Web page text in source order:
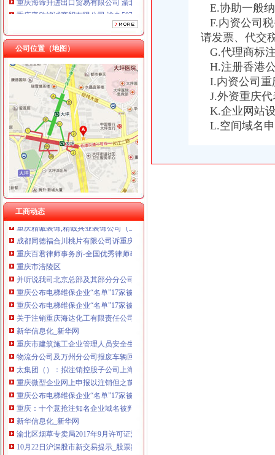
重庆奕欣锦诚商贸有限公司 渝九50万 （工商注册）
重庆三虹房地产营销策划有限公司
重庆宝鹰汽车销售有限公司
公司位置（地图）
工商动态
重庆分公司注销
易基平稳：更新招募说明书（2017年9月）
渝北区烟草专卖局2017年9月许可证注销况-重庆市烟草专卖局（公
[公告]涪陵榨菜：关于注销下属子公司贵州省山盐酸菜有限公司的公
同一家公司下的两个分公司资产进行置换,房屋在过户中要交税吗--
2016年】中国石化工程建设有限公司重庆石油分公司分析化验室家具及
公司注销后原股东的律责任-律快车公司
重庆市国有资产监督管理委员会
重庆精诚装饰,精诚兴业装饰公司（工商已经注销）欢迎你
成都同德福合川桃片有限公司诉重庆市合川区同德福桃片有限公司、
重庆百君律师事务所-全国优秀律师事务所
重庆市涪陵区
并听说我司北京总部及其部分分公司仍然保留的况下,有可能重庆
重庆公布电梯维保企业“名单”17家被注销资质-广西新闻网
重庆公布电梯维保企业“名单”17家被注销资质-广西新闻网
关于注销重庆海达化工有限责任公司危险化学品安全生产许可证的通告
新华信息化_新华网
重庆市建筑施工企业管理人员安全生产考核合格证变更、注销及遗失补
物流分公司及万州分公司报废车辆回收处置二次公告_中国_重庆市招标
太集团（）：拟注销控股子公司上海太重庆太实
重庆微型企业网上申报以注销但之前有税每申报怎么办-91股票网
重庆公布电梯维保企业“名单”17家被注销资质-广西新闻网
重庆：十个意抢注知名企业域名被判定注销--新闻中心_中华网
新华信息化_新华网
渝北区烟草专卖局2017年9月许可证注销况-重庆市烟草专卖局（公
10月22日沪深股市新交易提示_股票频道_华讯财经
海信科龙电器股份有限公司重庆市分公司_互动百科
E.协助一般
F.内资公司
请发票、代交
G.代理商标
H.注册香港
I.内资公司重
J.外资重庆代
K.企业网站
L.空间域名